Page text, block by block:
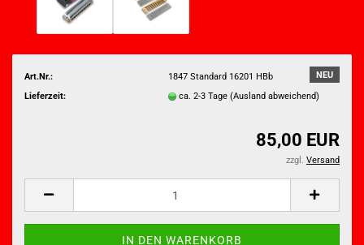
NEU
Art.Nr.:
1847 Standard 16201 HBb
Lieferzeit:
ca. 2-3 Tage (Ausland abweichend)
85,00 EUR
zzgl. Versand